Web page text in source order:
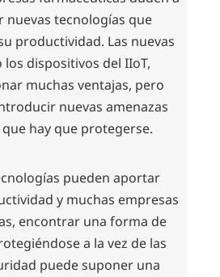
nuevas tecnologías que
productividad. Las nuevas
dispositivos del IIoT,
muchas ventajas, pero
nuevas amenazas
hay que protegerse.
pueden aportar
y muchas empresas
encontrar una forma de
a la vez de las
puede suponer una